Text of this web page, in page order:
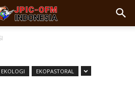
EKOLOGI EKOPASTORAL